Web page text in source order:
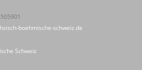
boehmische-schweiz.de